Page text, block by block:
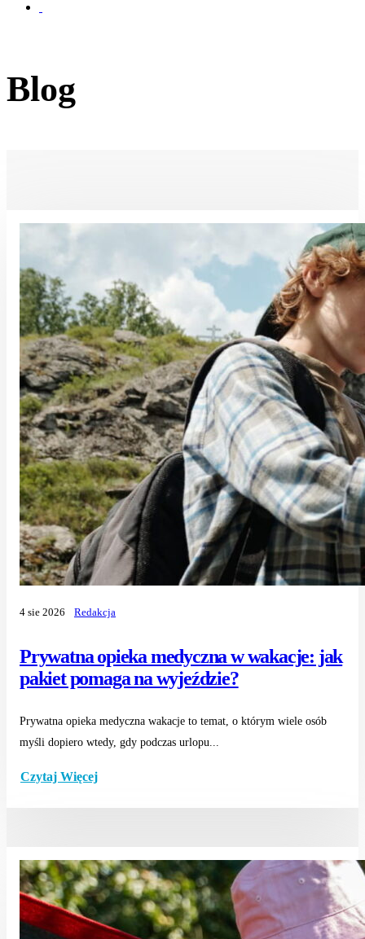
Blog
Prywatna opieka medyczna w wakacje: jak
pakiet pomaga na wyjeździe?
4 sie 2026 Redakcja
Prywatna opieka medyczna wakacje to temat, o którym wiele osób
myśli dopiero wtedy, gdy podczas urlopu...
Czytaj Więcej